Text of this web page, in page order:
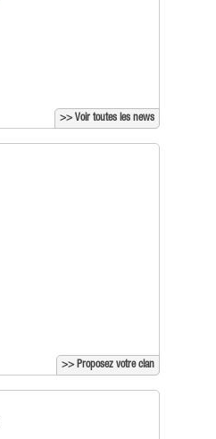
>> Voir toutes les news
>> Proposez votre clan